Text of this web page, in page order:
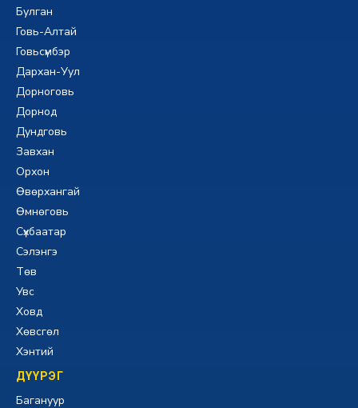
Булган
Говь-Алтай
Говьсүмбэр
Дархан-Уул
Дорноговь
Дорнод
Дундговь
Завхан
Орхон
Өвөрхангай
Өмнөговь
Сүхбаатар
Сэлэнгэ
Төв
Увс
Ховд
Хөвсгөл
Хэнтий
ДҮҮРЭГ
Багануур